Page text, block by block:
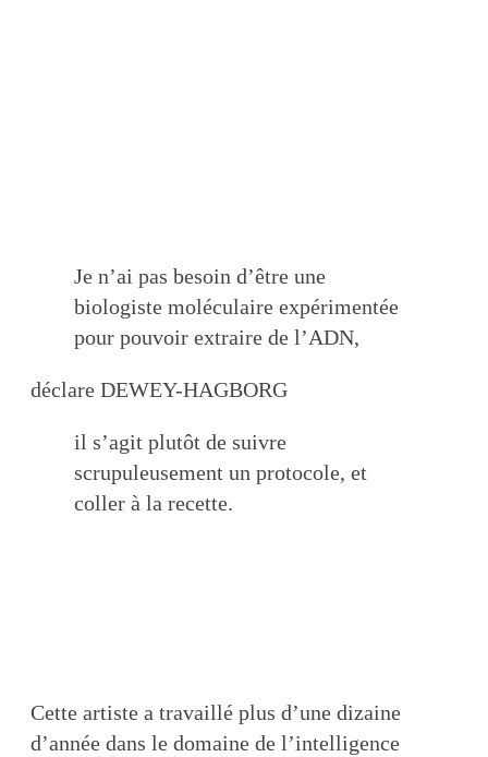
Je n’ai pas besoin d’être une
biologiste moléculaire expérimentée
pour pouvoir extraire de l’ADN,
déclare DEWEY-HAGBORG
il s’agit plutôt de suivre
scrupuleusement un protocole, et
coller à la recette.
Cette artiste a travaillé plus d’une dizaine
d’année dans le domaine de l’intelligence